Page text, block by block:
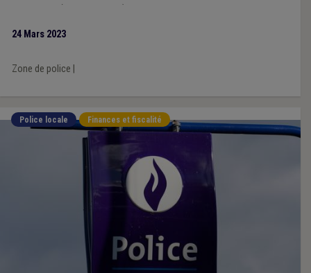
migrations (Nations Unies), qui tente de combattre la
24 Mars 2023
Zone de police
Police locale Finances et fiscalité